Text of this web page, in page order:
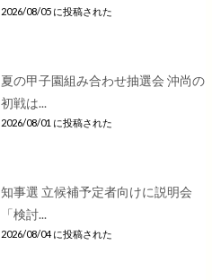
2026/08/05 に投稿された
夏の甲子園組み合わせ抽選会 沖尚の
初戦は...
2026/08/01 に投稿された
知事選 立候補予定者向けに説明会
「検討...
2026/08/04 に投稿された